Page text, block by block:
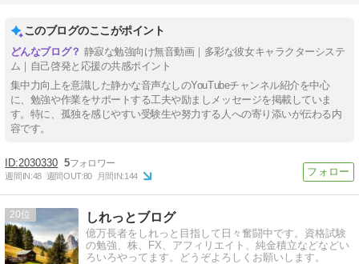
このブログのここがポイント
静寂な勉強向け無音動画｜多彩な彼女キャラクターシステ
ム｜自己啓発と応援の共感ポイント
集中力向上を意識した静かな音声なしのYouTubeチャンネル紹介を中心
に、勉強や作業をサポートする工夫や励ましメッセージを掲載していま
す。特に、孤独を感じやすい受験生や努力する人への寄り添いが伝わる内
容です。
2030330 5
週間IN:48 週間OUT:80 月間IN:144
20 しれっとブログ
億万長者をしれっと目指して日々奮闘中です。資格試験
の勉強、株、FX、アフィリエイト、純金積立などなどい
ろいろやってます。どうぞよろしくお願いします。